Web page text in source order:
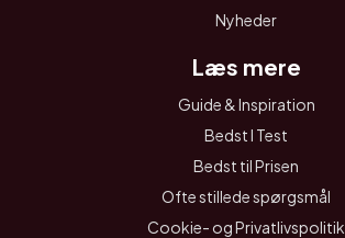
Nyheder
Læs mere
Guide & Inspiration
Bedst I Test
Bedst til Prisen
Ofte stillede spørgsmål
Cookie- og Privatlivspolitik